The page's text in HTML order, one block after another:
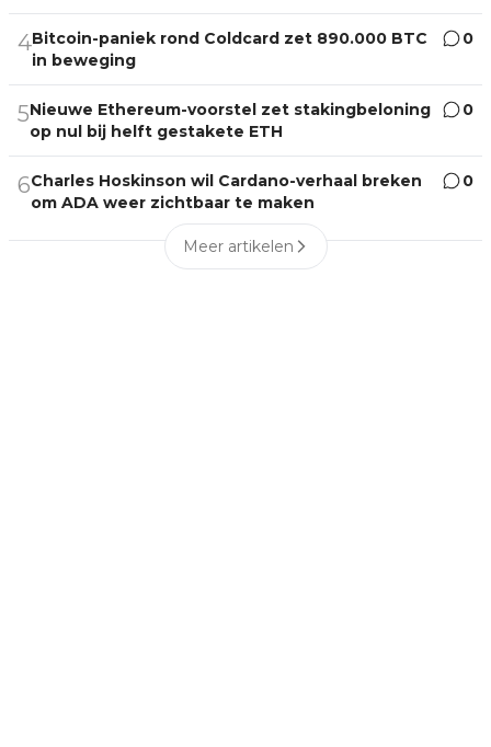
4Bitcoin-paniek rond Coldcard zet 890.000 BTC
in beweging
0
5Nieuwe Ethereum-voorstel zet stakingbeloning
op nul bij helft gestakete ETH
0
6Charles Hoskinson wil Cardano-verhaal breken
om ADA weer zichtbaar te maken
0
Meer artikelen